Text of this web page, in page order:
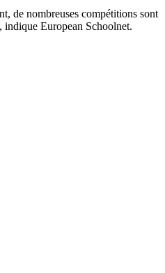
de nombreuses compétitions sont
indique European Schoolnet.